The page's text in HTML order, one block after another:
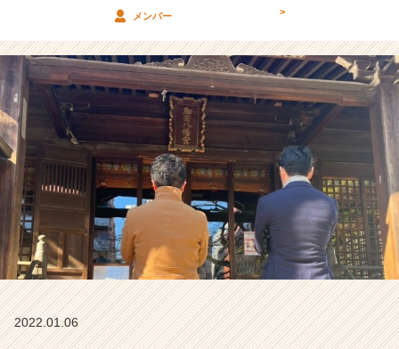
【R
&
C
株
式
社
の
タ
イ
ラ
イ
メンバー >
2022.01.06